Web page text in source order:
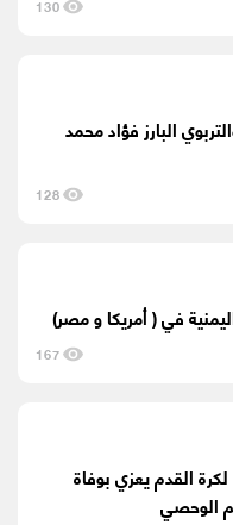
130
البارز فؤاد محمد
128
في ( أمريكا و مصر)
167
القدم يعزي بوفاة
الوحصي